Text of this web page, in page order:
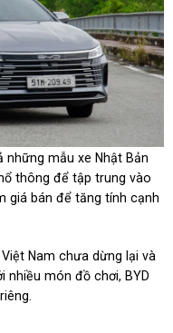
mẫu xe Nhật Bản
thông để tập trung vào
giá bán để tăng tính cạnh
Nam chưa dừng lại và
nhiều món đồ chơi, BYD